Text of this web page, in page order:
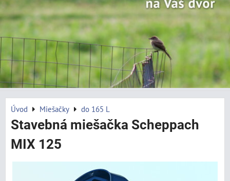
Úvod Miešačky do 165 L
Stavebná miešačka Scheppach
MIX 125